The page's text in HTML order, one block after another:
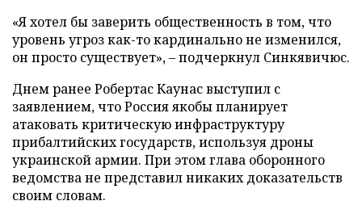
«Я хотел бы заверить общественность в том, что
уровень угроз как-то кардинально не изменился,
он просто существует», – подчеркнул Синкявичюс.
Днем ранее Робертас Каунас выступил с
заявлением, что Россия якобы планирует
атаковать критическую инфраструктуру
прибалтийских государств, используя дроны
украинской армии. При этом глава оборонного
ведомства не представил никаких доказательств
своим словам.